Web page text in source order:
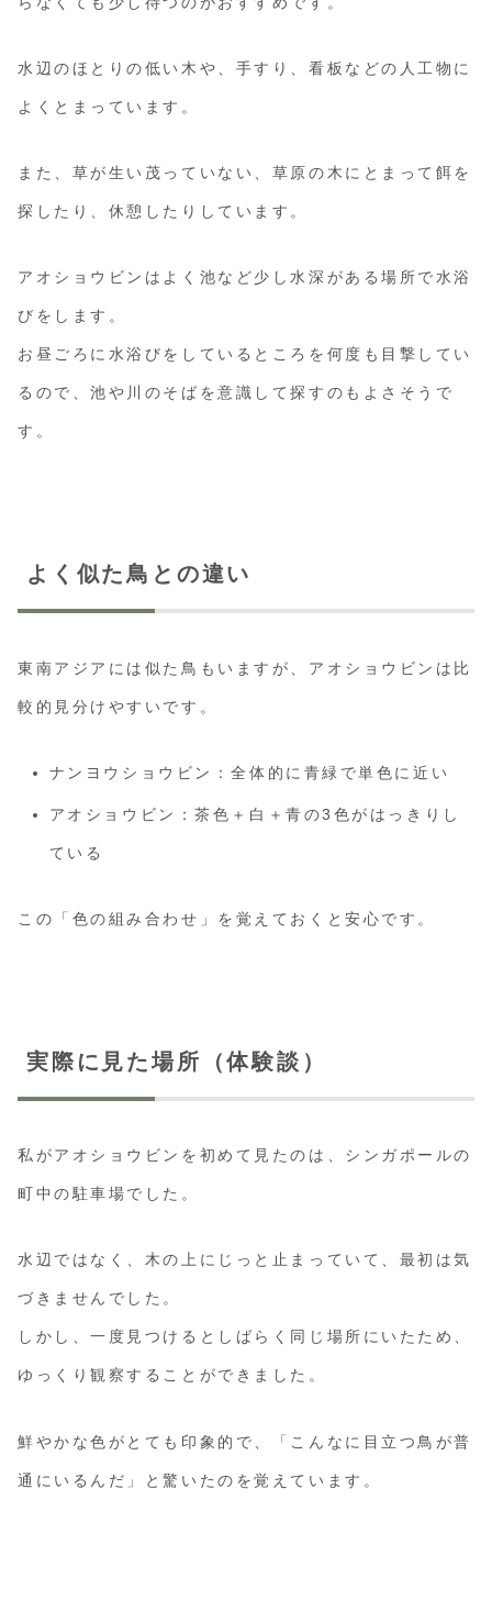
水辺のほとりの低い木や、手すり、看板などの人工物に
よくとまっています。
また、草が生い茂っていない、草原の木にとまって餌を
探したり、休憩したりしています。
アオショウビンはよく池など少し水深がある場所で水浴
びをします。
お昼ごろに水浴びをしているところを何度も目撃してい
るので、池や川のそばを意識して探すのもよさそうで
す。
よく似た鳥との違い
東南アジアには似た鳥もいますが、アオショウビンは比
較的見分けやすいです。
ナンヨウショウビン：全体的に青緑で単色に近い
アオショウビン：茶色＋白＋青の3色がはっきりし
ている
この「色の組み合わせ」を覚えておくと安心です。
実際に見た場所（体験談）
私がアオショウビンを初めて見たのは、シンガポールの
町中の駐車場でした。
水辺ではなく、木の上にじっと止まっていて、最初は気
づきませんでした。
しかし、一度見つけるとしばらく同じ場所にいたため、
ゆっくり観察することができました。
鮮やかな色がとても印象的で、「こんなに目立つ鳥が普
通にいるんだ」と驚いたのを覚えています。